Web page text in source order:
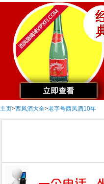
主页>西凤酒大全>老字号西凤酒10年